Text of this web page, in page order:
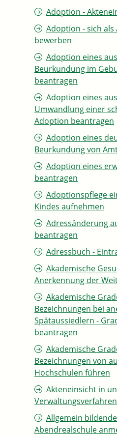
Adoption -
Adoption - sich
bewerben
Adoption eines
Beurkundung im
beantragen
Adoption eines
Umwandlung einer
Adoption beantragen
Adoption eines
Beurkundung von
Adoption eines
beantragen
Adoptionspflege
Kindes aufnehmen
Adressänderung
beantragen
Adressbuch -
Akademische
Anerkennung der
Akademische
Bezeichnungen bei
Spätaussiedlern -
beantragen
Akademische
Bezeichnungen von
Hochschulen führen
Akteneinsicht in
Allgemein
Abendrealschule